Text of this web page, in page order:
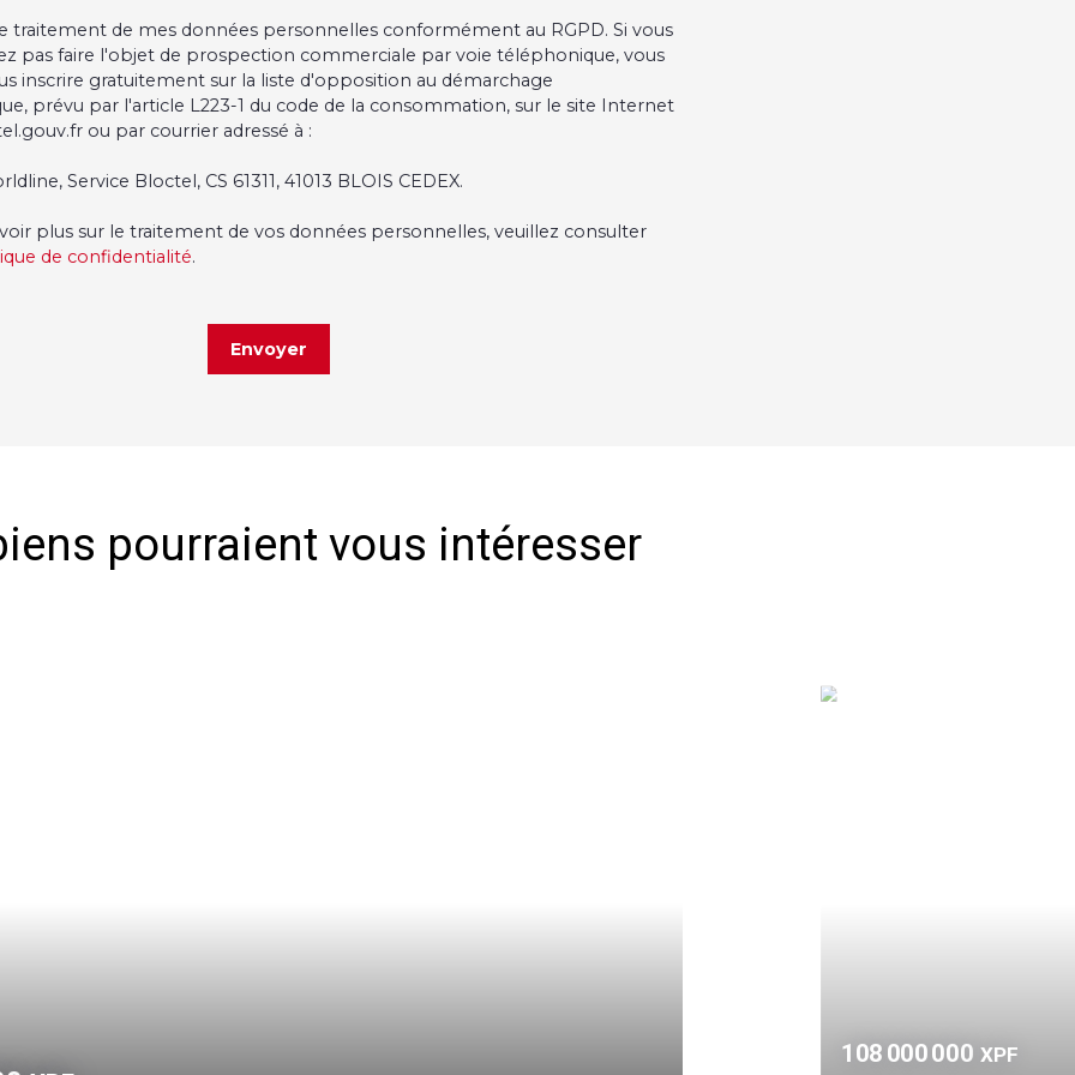
traitement de mes données personnelles conformément au RGPD. Si vous
pas faire l'objet de prospection commerciale par voie téléphonique, vous
inscrire gratuitement sur la liste d'opposition au démarchage
prévu par l'article L223-1 du code de la consommation, sur le site Internet
ou par courrier adressé à :
Service Bloctel, CS 61311, 41013 BLOIS CEDEX.
plus sur le traitement de vos données personnelles, veuillez consulter
de confidentialité.
Envoyer
pourraient vous intéresser